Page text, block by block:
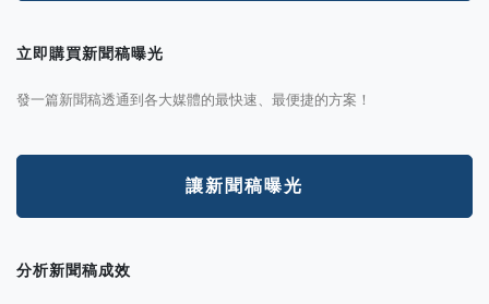
立即購買新聞稿曝光
發一篇新聞稿透通到各大媒體的最快速、最便捷的方案！
讓新聞稿曝光
分析新聞稿成效